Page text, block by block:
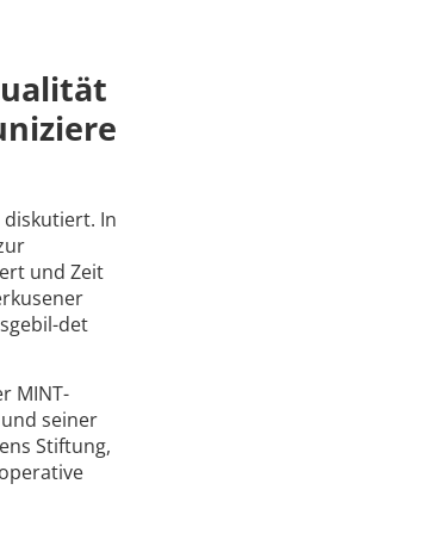
In
und Zeit
det
MINT-
seiner
Stiftung,